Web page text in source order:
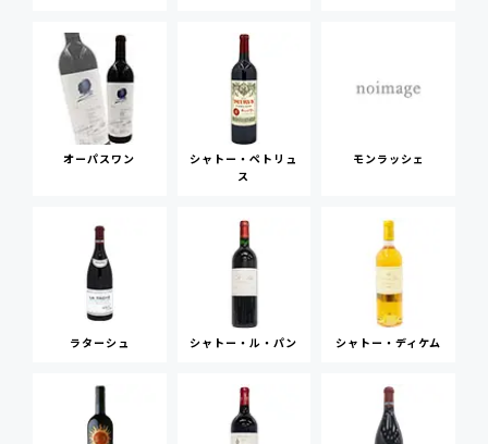
オーパスワン
シャトー・ペトリュ
ス
モンラッシェ
ラターシュ シャトー・ル・パン シャトー・ディケム